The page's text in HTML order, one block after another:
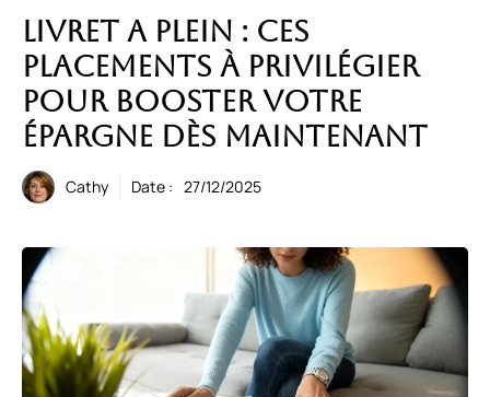
Livret A plein : ces
placements à privilégier
pour booster votre
épargne dès maintenant
Cathy Date : 27/12/2025